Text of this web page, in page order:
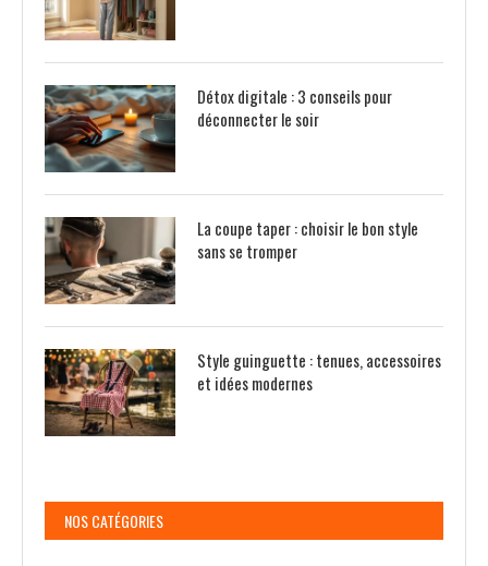
Détox digitale : 3 conseils pour
déconnecter le soir
La coupe taper : choisir le bon style
sans se tromper
Style guinguette : tenues, accessoires
et idées modernes
NOS CATÉGORIES